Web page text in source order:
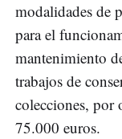
modalidades de
para el
mantenimiento
trabajos de
colecciones, por
75.000 euros.